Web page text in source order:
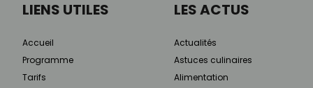
LIENS UTILES
Accueil
Programme
Tarifs
LES ACTUS
Actualités
Astuces culinaires
Alimentation